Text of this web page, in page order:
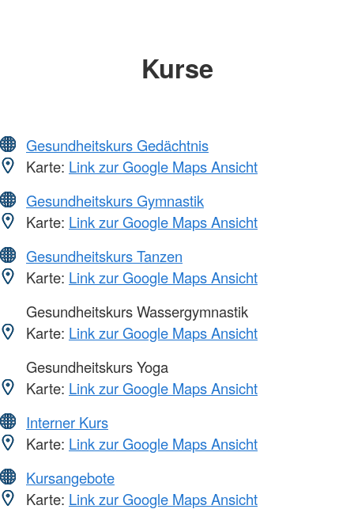
Kurse
Gesundheitskurs Gedächtnis
Karte: Link zur Google Maps Ansicht
Gesundheitskurs Gymnastik
Karte: Link zur Google Maps Ansicht
Gesundheitskurs Tanzen
Karte: Link zur Google Maps Ansicht
Gesundheitskurs Wassergymnastik
Karte: Link zur Google Maps Ansicht
Gesundheitskurs Yoga
Karte: Link zur Google Maps Ansicht
Interner Kurs
Karte: Link zur Google Maps Ansicht
Kursangebote
Karte: Link zur Google Maps Ansicht